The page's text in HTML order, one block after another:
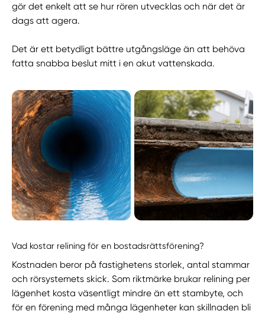
gör det enkelt att se hur rören utvecklas och när det är
dags att agera.
Det är ett betydligt bättre utgångsläge än att behöva
fatta snabba beslut mitt i en akut vattenskada.
Vad kostar relining för en bostadsrättsförening?
Kostnaden beror på fastighetens storlek, antal stammar
och rörsystemets skick. Som riktmärke brukar relining per
lägenhet kosta väsentligt mindre än ett stambyte, och
för en förening med många lägenheter kan skillnaden bli